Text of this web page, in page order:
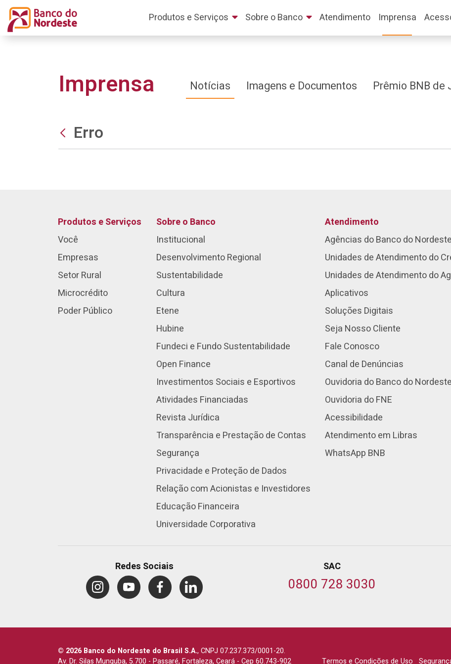
Produtos e Serviços Sobre o Banco Atendimento Imprensa
Imprensa Notícias Imagens e Documentos Prêmio BNB de
Erro
Produtos e Serviços
Você
Empresas
Setor Rural
Microcrédito
Poder Público
Sobre o Banco
Institucional
Desenvolvimento Regional
Sustentabilidade
Cultura
Etene
Hubine
Fundeci e Fundo Sustentabilidade
Open Finance
Investimentos Sociais e Esportivos
Atividades Financiadas
Revista Jurídica
Transparência e Prestação de Contas
Segurança
Privacidade e Proteção de Dados
Relação com Acionistas e Investidores
Educação Financeira
Universidade Corporativa
Atendimento
Agências do Banco do Nordeste
Unidades de Atendimento do
Unidades de Atendimento do
Aplicativos
Soluções Digitais
Seja Nosso Cliente
Fale Conosco
Canal de Denúncias
Ouvidoria do Banco do Nordeste
Ouvidoria do FNE
Acessibilidade
Atendimento em Libras
WhatsApp BNB
Redes Sociais SAC
0800 728 3030
© 2026 Banco do Nordeste do Brasil S.A., CNPJ 07.237.373/0001-20.
Av. Dr. Silas Munguba, 5.700 - Passaré, Fortaleza, Ceará - Cep 60.743-902 Termos e Condições de Uso